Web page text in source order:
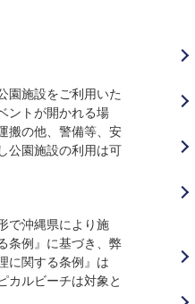
園施設をご利用いた
ントが開かれる場
搬の他、警備等、安
公園施設の利用は可
で沖縄県により施
条例』に基づき、弊
に関する条例』は
カルビーチは対象と